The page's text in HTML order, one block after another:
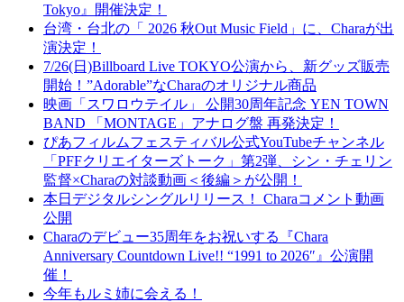
Tokyo』開催決定！
台湾・台北の「 2026 秋Out Music Field」に、Charaが出
演決定！
7/26(日)Billboard Live TOKYO公演から、新グッズ販売
開始！”Adorable”なCharaのオリジナル商品
映画「スワロウテイル」 公開30周年記念 YEN TOWN
BAND 「MONTAGE」アナログ盤 再発決定！
ぴあフィルムフェスティバル公式YouTubeチャンネル
「PFFクリエイターズトーク」第2弾、シン・チェリン
監督×Charaの対談動画＜後編＞が公開！
本日デジタルシングルリリース！ Charaコメント動画
公開
Charaのデビュー35周年をお祝いする『Chara
Anniversary Countdown Live!! “1991 to 2026″』公演開
催！
今年もルミ姉に会える！